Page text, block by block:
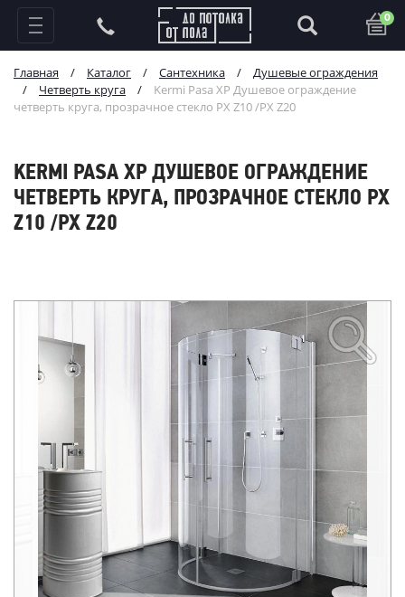
0
Главная / Каталог / Сантехника /
Душевые ограждения
/
Четверть круга /
Kermi Pasa XP Душевое ограждение
четверть круга, прозрачное стекло PX Z10 /PX Z20
KERMI PASA XP ДУШЕВОЕ ОГРАЖДЕНИЕ
ЧЕТВЕРТЬ КРУГА, ПРОЗРАЧНОЕ СТЕКЛО PX
Z10 /PX Z20